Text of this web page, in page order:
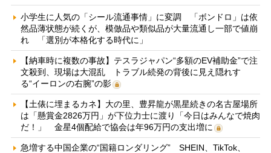
小学生に人気の「シール流通事情」に変調 「ボンドロ」は依
然品薄状態が続くが、模倣品や類似品が大量流通し一部で値崩
れ 「選別が本格化する時代に」
【納車時に複数の事故】テスラジャパン“多額のEV補助金”で注
文殺到、現場は大混乱 トラブル続発の背後に見え隠れす
る“イーロンの右腕”の影
【土俵に埋まるカネ】大の里、豊昇龍が黒星続きの名古屋場所
は「懸賞金2826万円」が下位力士に渡り「今日はみんなで焼肉
だ！」 金星4個配給で協会は年96万円の支出増に
急増する中国企業の“国籍ロンダリング” SHEIN、TikTok、